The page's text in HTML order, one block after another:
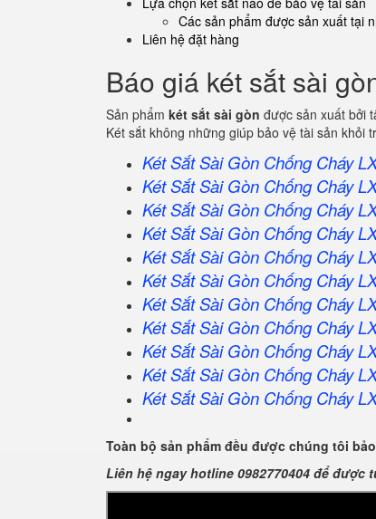
Các sản phẩm được sản xuất tại
Liên hệ đặt hàng
Báo giá két sắt sài
Sản phẩm két sắt sài gòn được sản xuất bởi
Két sắt không những giúp bảo vệ tài sản khỏi
Két Sắt Sài Gòn Chống Cháy
Két SắtSài Gòn Chống Cháy
Két SắtSài Gòn Chống Cháy
Két SắtSài Gòn Chống Cháy
Két SắtSài Gòn Chống Cháy
Két SắtSài Gòn Chống Cháy
Két SắtSài Gòn Chống Cháy
Két SắtSài Gòn Chống Cháy
Két SắtSài Gòn Chống Cháy
Két SắtSài Gòn Chống Cháy
Két SắtSài Gòn Chống Cháy
Toàn bộ sản phẩm đều được chúng tôi
Liên hệ ngay hotline 0982770404 để được